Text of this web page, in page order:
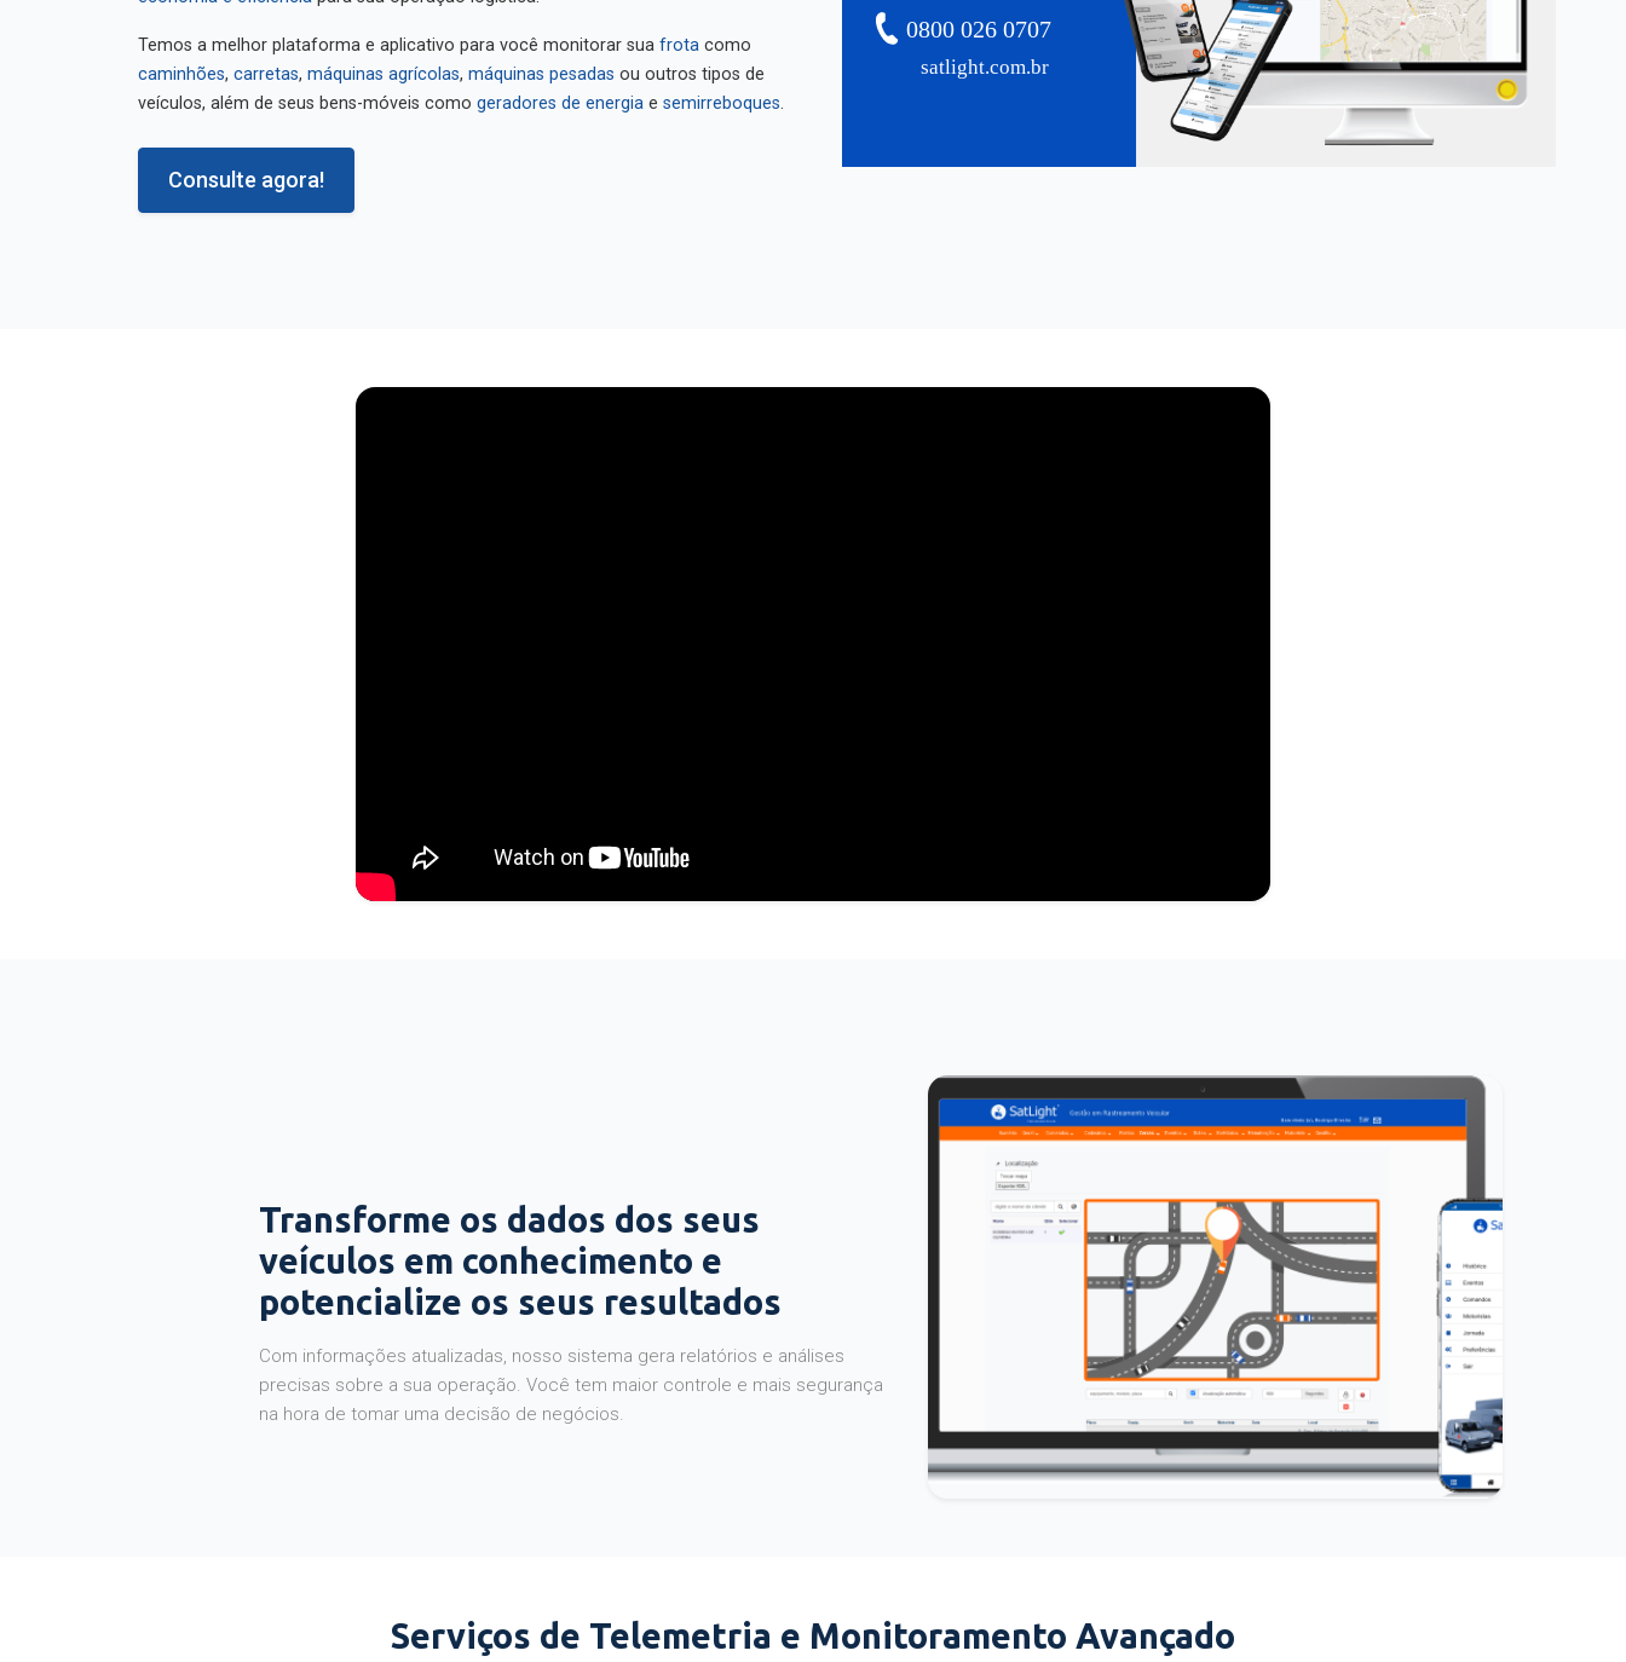
Temos a melhor plataforma e aplicativo para você monitorar sua frota como
caminhões carretas máquinas agrícolas máquinas pesadas ou outros tipos de
veículos, além de seus bens-móveis como geradores de energia e semirreboques
Consulte agora!
satlight.com.br
0800 026 0707
Transforme os dados dos seus
veículos em conhecimento e
potencialize os seus resultados
Com informações atualizadas, nosso sistema gera relatórios e análises
precisas sobre a sua operação. Você tem maior controle e mais segurança
na hora de tomar uma decisão de negócios.
Serviços de Telemetria e Monitoramento Avançado